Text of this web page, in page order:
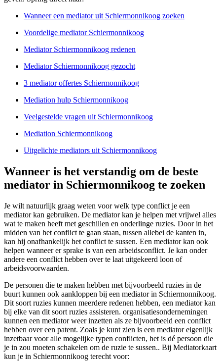
Wanneer een mediator uit Schiermonnikoog zoeken
Voordelige mediator Schiermonnikoog
Mediator Schiermonnikoog redenen
Mediator Schiermonnikoog gezocht
3 mediator offertes Schiermonnikoog
Mediation hulp Schiermonnikoog
Veelgestelde vragen uit Schiermonnikoog
Mediation Schiermonnikoog
Uitgelichte mediators uit Schiermonnikoog
Wanneer is het verstandig om de beste
mediator in Schiermonnikoog te zoeken
Je wilt natuurlijk graag weten voor welk type conflict je een
mediator kan gebruiken. De mediator kan je helpen met vrijwel alles
wat te maken heeft met geschillen en onderlinge ruzies. Door in het
midden van het conflict te gaan staan, tussen allebei de kanten in,
kan hij onafhankelijk het conflict te sussen. Een mediator kan ook
helpen wanneer er sprake is van een arbeidsconflict. Je kan onder
andere een conflict hebben over te laat uitgekeerd loon of
arbeidsvoorwaarden.
De personen die te maken hebben met bijvoorbeeld ruzies in de
buurt kunnen ook aankloppen bij een mediator in Schiermonnikoog.
Dit soort ruzies kunnen meerdere redenen hebben, een mediator kan
bij elke van dit soort ruzies assisteren. organisatiesondernemingen
kunnen een mediator weer inzetten als ze bijvoorbeeld een conflict
hebben over een patent. Zoals je kunt zien is een mediator eigenlijk
inzetbaar voor alle mogelijke typen conflicten, het is dé persoon die
je in zou moeten schakelen om de ruzie te sussen.. Bij Mediatorkaart
kun je in Schiermonnikoog terecht voor: